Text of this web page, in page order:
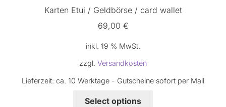
Karten Etui / Geldbörse / card wallet
69,00 €
inkl. 19 % MwSt.
zzgl. Versandkosten
Lieferzeit: ca. 10 Werktage - Gutscheine sofort per Mail
Select options